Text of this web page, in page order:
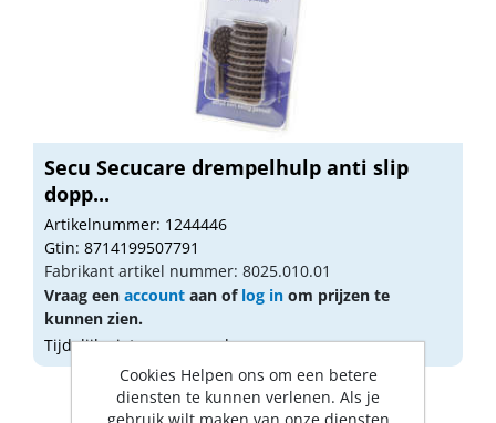
Secu Secucare drempelhulp anti slip
dopp...
Artikelnummer: 1244446
Gtin: 8714199507791
Fabrikant artikel nummer: 8025.010.01
Vraag een account aan of log in om prijzen te
kunnen zien.
Tijdelijk niet op voorraad
Cookies Helpen ons om een betere
diensten te kunnen verlenen. Als je